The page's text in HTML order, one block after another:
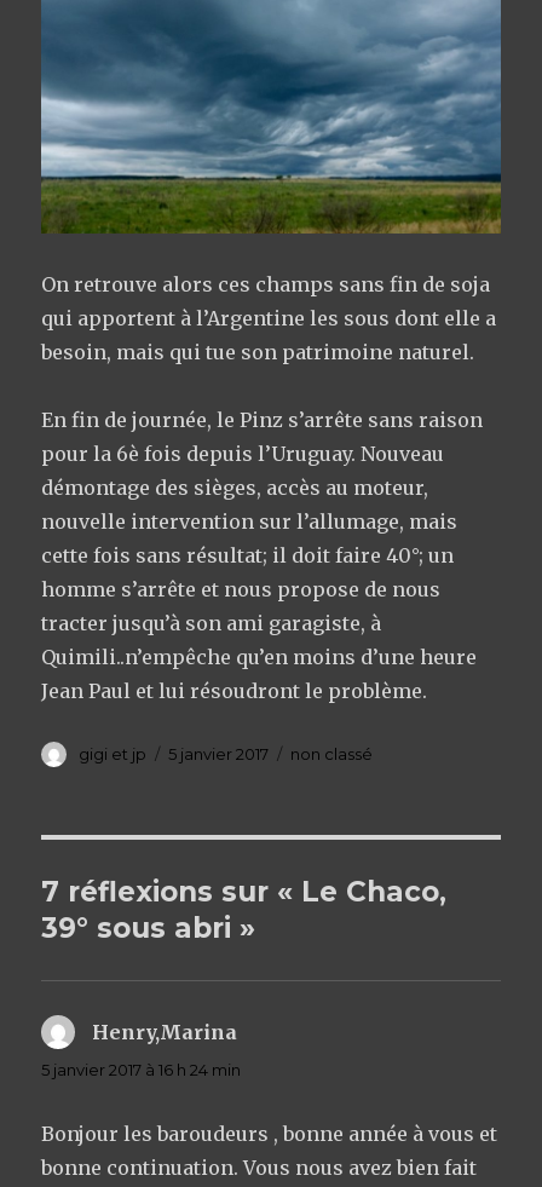
On retrouve alors ces champs sans fin de soja
qui apportent à l’Argentine les sous dont elle a
besoin, mais qui tue son patrimoine naturel.
En fin de journée, le Pinz s’arrête sans raison
pour la 6è fois depuis l’Uruguay. Nouveau
démontage des sièges, accès au moteur,
nouvelle intervention sur l’allumage, mais
cette fois sans résultat; il doit faire 40°; un
homme s’arrête et nous propose de nous
tracter jusqu’à son ami garagiste, à
Quimili..n’empêche qu’en moins d’une heure
Jean Paul et lui résoudront le problème.
Auteur
gigi et jp
Publié
5 janvier 2017 Catégories
non classé
7 réflexions sur « Le Chaco,
39° sous abri »
Henry,Marina
5 janvier 2017 à 16 h 24 min
Bonjour les baroudeurs , bonne année à vous et
bonne continuation. Vous nous avez bien fait